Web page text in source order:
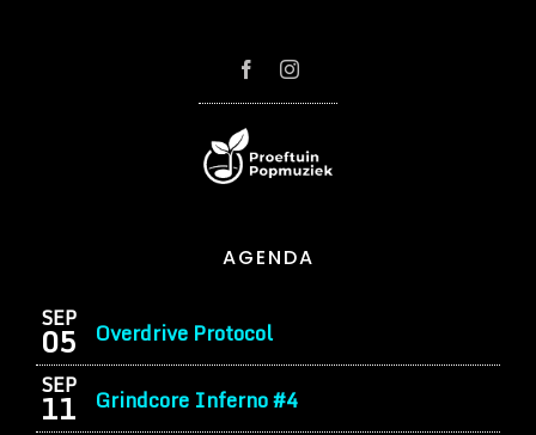
AGENDA
SEP
05 Overdrive Protocol
SEP
11 Grindcore Inferno #4